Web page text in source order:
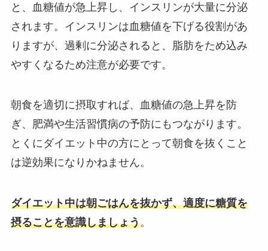
と、血糖値が急上昇し、インスリンが大量に分泌
されます。インスリンは血糖値を下げる役割があ
りますが、過剰に分泌されると、脂肪をため込み
やすくなるため注意が必要です。
朝食を適切に摂取すれば、血糖値の急上昇を防
ぎ、肥満や生活習慣病の予防にもつながります。
とくにダイエット中の方にとって朝食を抜くこと
は逆効果になりかねません。
ダイエット中は朝ごはんを抜かず、適度に糖質を
摂ることを意識しましょう。